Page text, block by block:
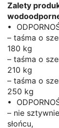
Zalety
•
– taśma o
180 kg
– taśma o
210 kg
– taśma o
250 kg
•
– nie
słońcu,